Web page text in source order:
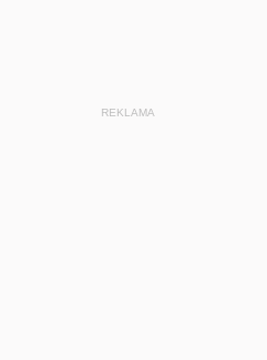
REKLAMA